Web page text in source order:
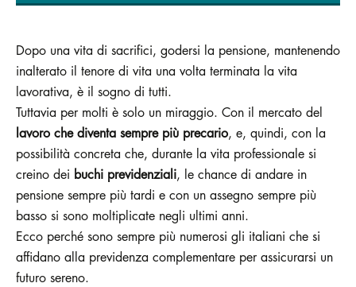
Dopo una vita di sacrifici, godersi la pensione, mantenendo
inalterato il tenore di vita una volta terminata la vita
lavorativa, è il sogno di tutti.
Tuttavia per molti è solo un miraggio. Con il mercato del
lavoro che diventa sempre più precario, e, quindi, con la
possibilità concreta che, durante la vita professionale si
creino dei buchi previdenziali, le chance di andare in
pensione sempre più tardi e con un assegno sempre più
basso si sono moltiplicate negli ultimi anni.
Ecco perché sono sempre più numerosi gli italiani che si
affidano alla previdenza complementare per assicurarsi un
futuro sereno.